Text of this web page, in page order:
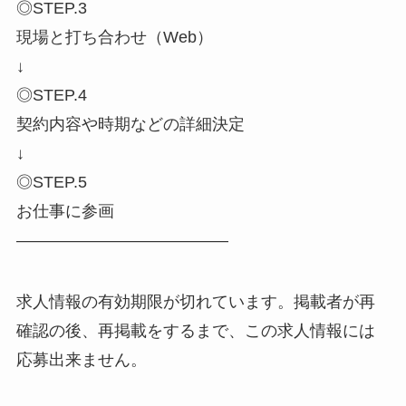
◎STEP.3
現場と打ち合わせ（Web）
↓
◎STEP.4
契約内容や時期などの詳細決定
↓
◎STEP.5
お仕事に参画
―――――――――――――
求人情報の有効期限が切れています。掲載者が再
確認の後、再掲載をするまで、この求人情報には
応募出来ません。